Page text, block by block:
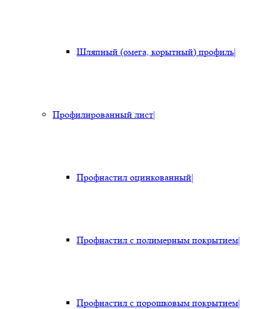
Шляпный (омега, корытный) профиль|
Профилированный лист|
Профнастил оцинкованный|
Профнастил с полимерным покрытием|
Профнастил с порошковым покрытием|